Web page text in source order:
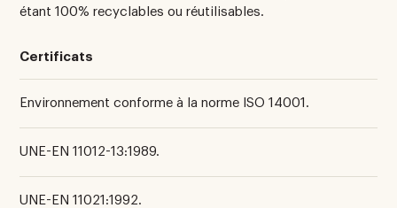
étant 100% recyclables ou réutilisables.
Certificats
Environnement conforme à la norme ISO 14001.
UNE-EN 11012-13:1989.
UNE-EN 11021:1992.